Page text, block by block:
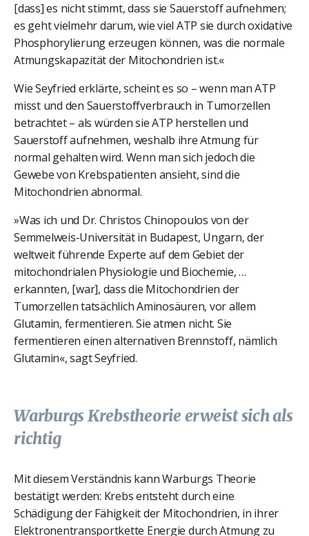
[dass] es nicht stimmt, dass sie Sauerstoff aufnehmen;
es geht vielmehr darum, wie viel ATP sie durch oxidative
Phosphorylierung erzeugen können, was die normale
Atmungskapazität der Mitochondrien ist.«
Wie Seyfried erklärte, scheint es so – wenn man ATP
misst und den Sauerstoffverbrauch in Tumorzellen
betrachtet – als würden sie ATP herstellen und
Sauerstoff aufnehmen, weshalb ihre Atmung für
normal gehalten wird. Wenn man sich jedoch die
Gewebe von Krebspatienten ansieht, sind die
Mitochondrien abnormal.
»Was ich und Dr. Christos Chinopoulos von der
Semmelweis-Universität in Budapest, Ungarn, der
weltweit führende Experte auf dem Gebiet der
mitochondrialen Physiologie und Biochemie, …
erkannten, [war], dass die Mitochondrien der
Tumorzellen tatsächlich Aminosäuren, vor allem
Glutamin, fermentieren. Sie atmen nicht. Sie
fermentieren einen alternativen Brennstoff, nämlich
Glutamin«, sagt Seyfried.
Warburgs Krebstheorie erweist sich als
richtig
Mit diesem Verständnis kann Warburgs Theorie
bestätigt werden: Krebs entsteht durch eine
Schädigung der Fähigkeit der Mitochondrien, in ihrer
Elektronentransportkette Energie durch Atmung zu